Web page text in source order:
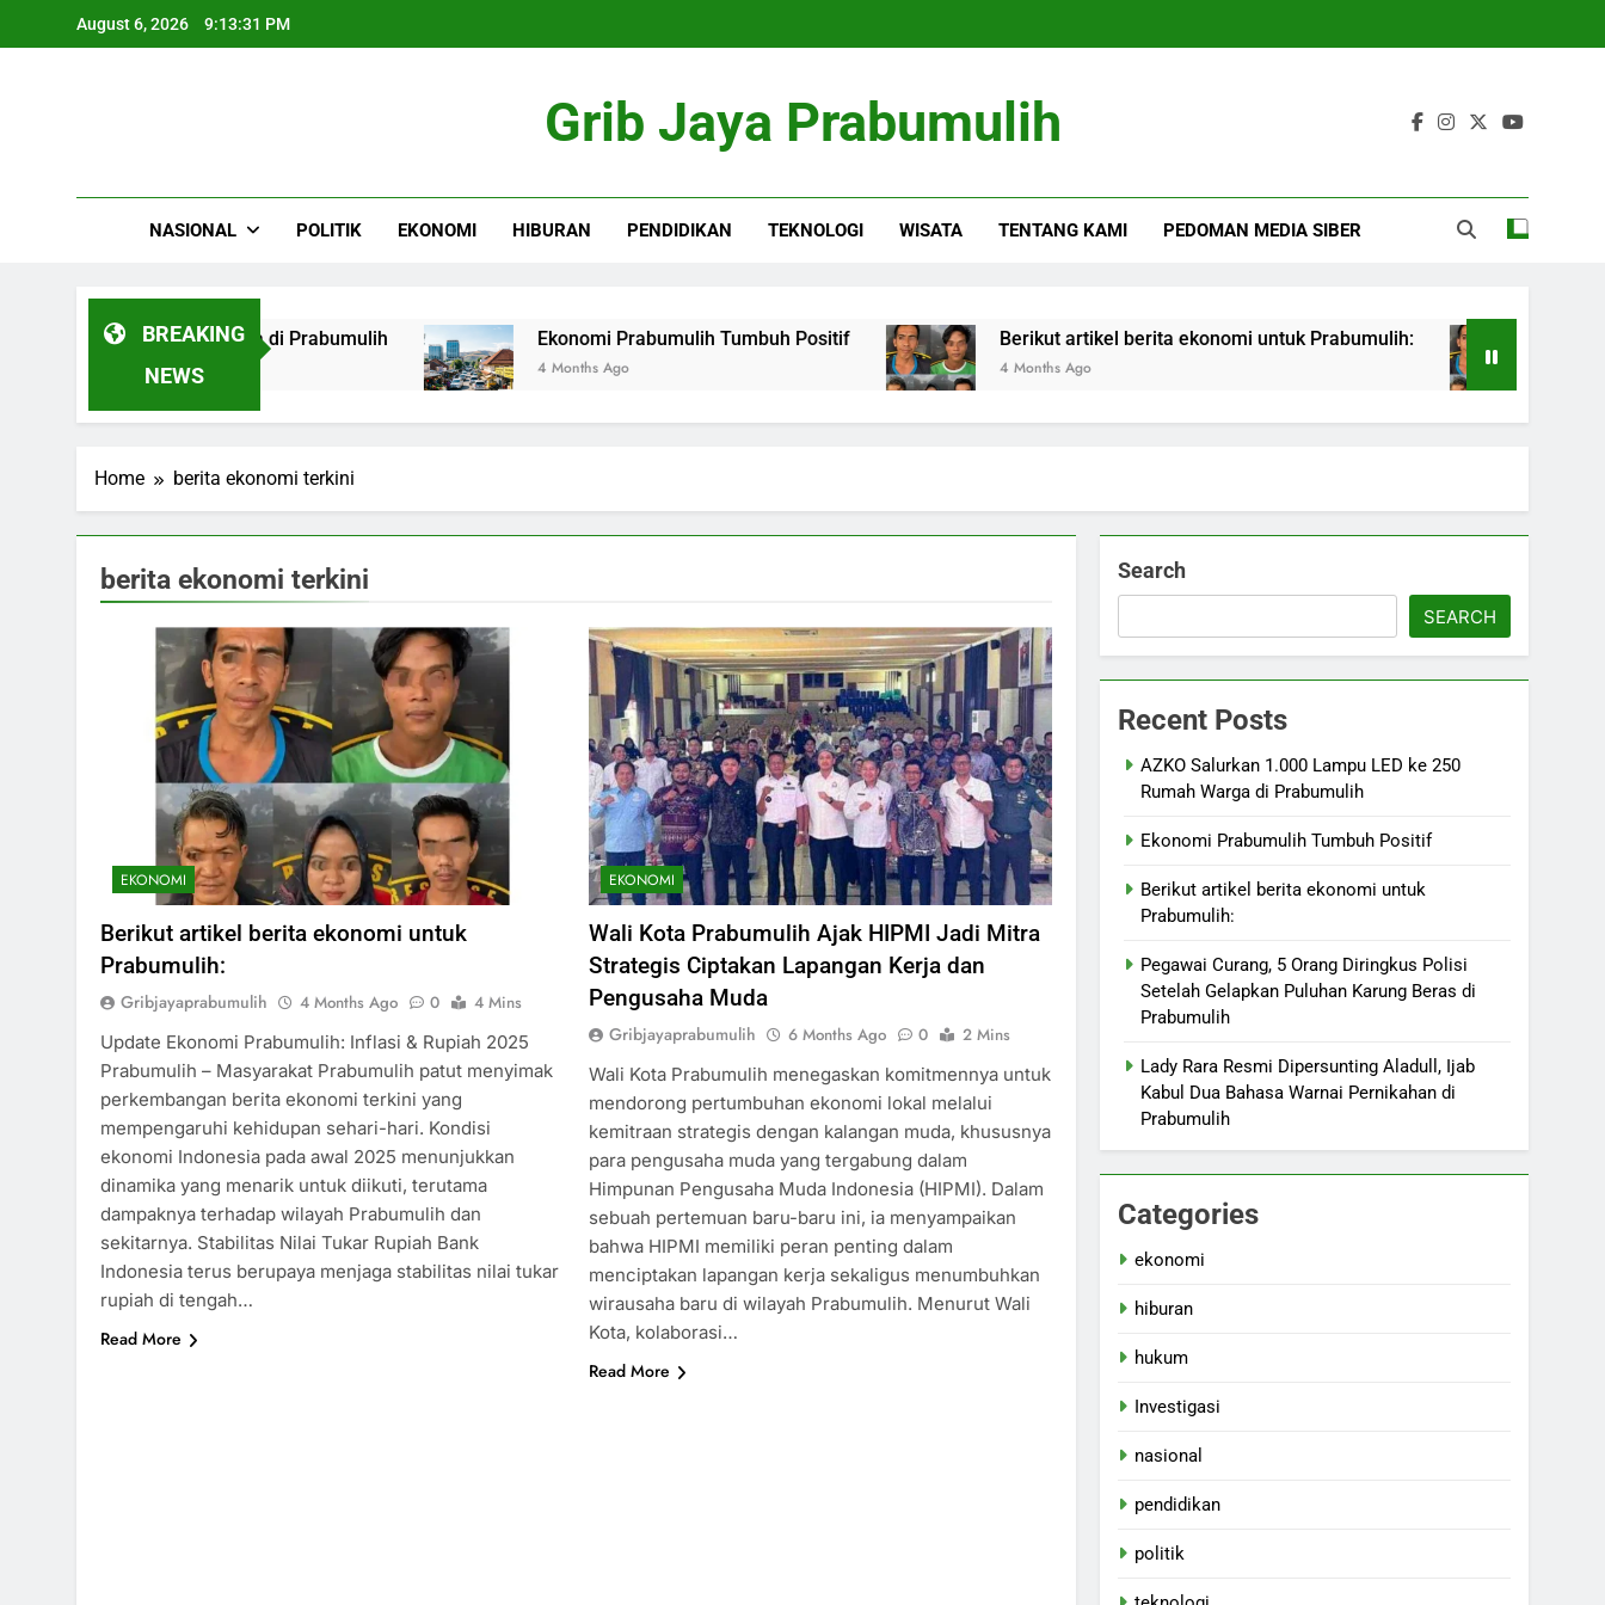
August 6, 2026 9:13:31 PM
Grib Jaya Prabumulih
NASIONAL POLITIK EKONOMI HIBURAN PENDIDIKAN TEKNOLOGI WISATA TENTANG KAMI PEDOMAN MEDIA SIBER
BREAKING
NEWS
ke 250 Rumah Warga di Prabumulih Ekonomi Prabumulih Tumbuh Positif
4 Months Ago
Berikut artikel berita ekonomi untuk Prabumulih:
4 Months Ago
Home berita ekonomi terkini
berita ekonomi terkini
EKONOMI
Berikut artikel berita ekonomi untuk
Prabumulih:
Gribjayaprabumulih 4 Months Ago 0
4 Mins
Update Ekonomi Prabumulih: Inflasi & Rupiah 2025
Prabumulih – Masyarakat Prabumulih patut menyimak
perkembangan berita ekonomi terkini yang
mempengaruhi kehidupan sehari-hari. Kondisi
ekonomi Indonesia pada awal 2025 menunjukkan
dinamika yang menarik untuk diikuti, terutama
dampaknya terhadap wilayah Prabumulih dan
sekitarnya. Stabilitas Nilai Tukar Rupiah Bank
Indonesia terus berupaya menjaga stabilitas nilai tukar
rupiah di tengah…
Read More
EKONOMI
Wali Kota Prabumulih Ajak HIPMI Jadi Mitra
Strategis Ciptakan Lapangan Kerja dan
Pengusaha Muda
Gribjayaprabumulih 6 Months Ago 0
2 Mins
Wali Kota Prabumulih menegaskan komitmennya untuk
mendorong pertumbuhan ekonomi lokal melalui
kemitraan strategis dengan kalangan muda, khususnya
para pengusaha muda yang tergabung dalam
Himpunan Pengusaha Muda Indonesia (HIPMI). Dalam
sebuah pertemuan baru-baru ini, ia menyampaikan
bahwa HIPMI memiliki peran penting dalam
menciptakan lapangan kerja sekaligus menumbuhkan
wirausaha baru di wilayah Prabumulih. Menurut Wali
Kota, kolaborasi…
Read More
Search
SEARCH
Recent Posts
AZKO Salurkan 1.000 Lampu LED ke 250
Rumah Warga di Prabumulih
Ekonomi Prabumulih Tumbuh Positif
Berikut artikel berita ekonomi untuk
Prabumulih:
Pegawai Curang, 5 Orang Diringkus Polisi
Setelah Gelapkan Puluhan Karung Beras di
Prabumulih
Lady Rara Resmi Dipersunting Aladull, Ijab
Kabul Dua Bahasa Warnai Pernikahan di
Prabumulih
Categories
ekonomi
hiburan
hukum
Investigasi
nasional
pendidikan
politik